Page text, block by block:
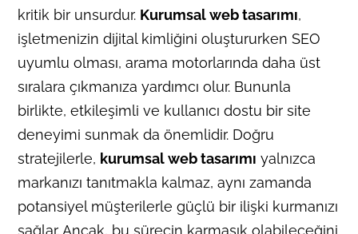
kritik bir unsurdur. Kurumsal web tasarımı,
işletmenizin dijital kimliğini oluştururken SEO
uyumlu olması, arama motorlarında daha üst
sıralara çıkmanıza yardımcı olur. Bununla
birlikte, etkileşimli ve kullanıcı dostu bir site
deneyimi sunmak da önemlidir. Doğru
stratejilerle, kurumsal web tasarımı yalnızca
markanızı tanıtmakla kalmaz, aynı zamanda
potansiyel müşterilerle güçlü bir ilişki kurmanızı
sağlar. Ancak, bu sürecin karmaşık olabileceğini